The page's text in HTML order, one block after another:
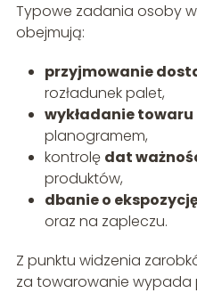
Typowe zadania osoby
obejmują:
przyjmowanie
rozładunek palet,
wykładanie towaru
planogramem,
kontrolę dat
produktów,
dbanie o
oraz na zapleczu.
Z punktu widzenia
za towarowanie wypada